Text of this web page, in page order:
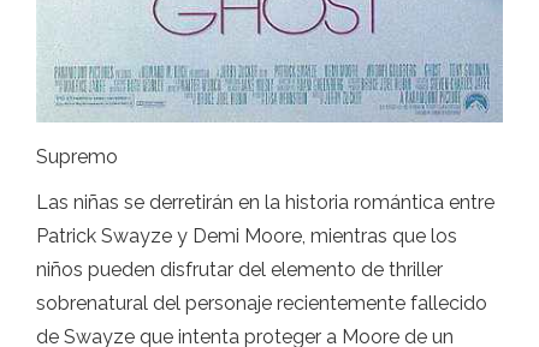
Supremo
Las niñas se derretirán en la historia romántica entre
Patrick Swayze y Demi Moore, mientras que los
niños pueden disfrutar del elemento de thriller
sobrenatural del personaje recientemente fallecido
de Swayze que intenta proteger a Moore de un